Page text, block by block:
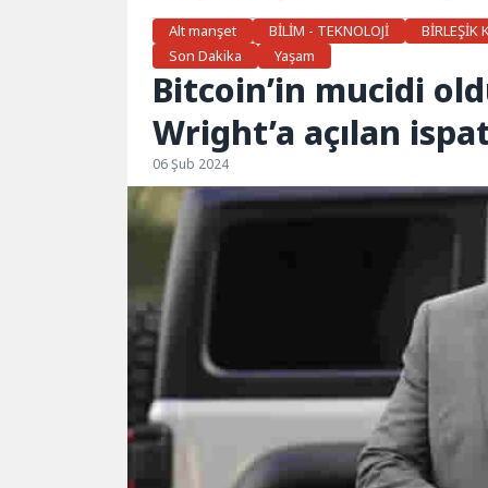
Alt manşet
BİLİM - TEKNOLOJİ BİRLEŞİK
Son Dakika
Yaşam
Bitcoin’in mucidi
Wright’a açılan
06 Şub 2024